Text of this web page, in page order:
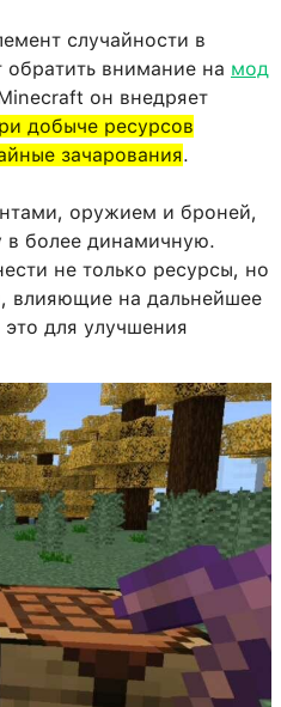
случайности в
внимание на мод
он внедряет
добыче ресурсов
зачарования.
оружием и броней,
в более динамичную.
не только ресурсы, но
влияющие на дальнейшее
для улучшения